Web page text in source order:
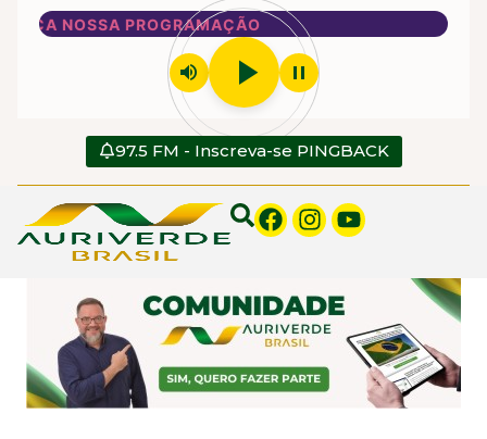
NOSSA PROGRAMAÇÃO
volume_up play_arrow pause
97.5 FM - Inscreva-se PINGBACK